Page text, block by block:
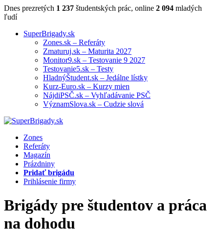
Dnes prezretých 1 237 študentských prác, online 2 094 mladých
ľudí
SuperBrigady.sk
Zones.sk – Referáty
Zmaturuj.sk – Maturita 2027
Monitor9.sk – Testovanie 9 2027
Testovanie5.sk – Testy
HladnýŠtudent.sk – Jedálne lístky
Kurz-Euro.sk – Kurzy mien
NájdiPSČ.sk – Vyhľadávanie PSČ
VýznamSlova.sk – Cudzie slová
Zones
Referáty
Magazín
Prázdniny
Pridať brigádu
Prihlásenie firmy
Brigády pre študentov a práca
na dohodu